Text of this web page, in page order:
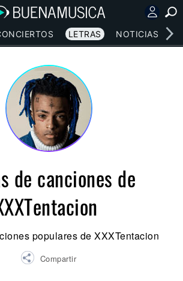
LETRAS NOTICIAS
de canciones de
populares de XXXTentacion
Compartir